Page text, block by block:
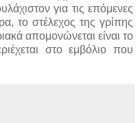
για τις επόμενες
το στέλεχος της γρίπης
απομονώνεται είναι το
στο εμβόλιο που